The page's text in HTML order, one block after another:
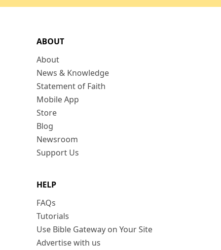
ABOUT
About
News & Knowledge
Statement of Faith
Mobile App
Store
Blog
Newsroom
Support Us
HELP
FAQs
Tutorials
Use Bible Gateway on Your Site
Advertise with us